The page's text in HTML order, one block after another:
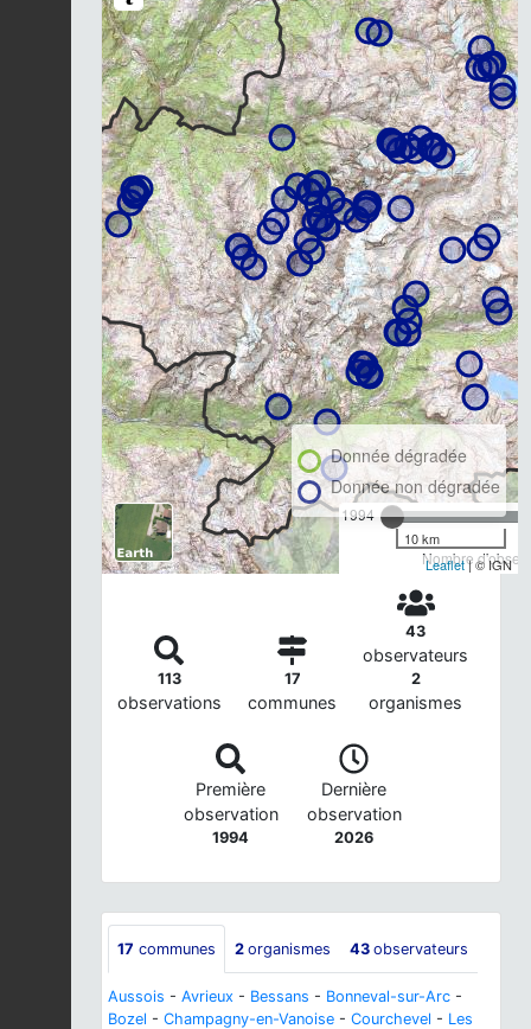
1994
Nombre
Donnée dégradée
Donnée non dégradée
10 km
Leaflet| © IGN
113
observations
17
communes
43
observateurs
2
organismes
Première
observation
1994
Dernière
observation
2026
17 communes 2 organismes 43 observateurs
Aussois - Avrieux - Bessans - Bonneval-sur-Arc -
Bozel - Champagny-en-Vanoise - Courchevel - Les